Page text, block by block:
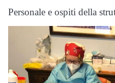
Personale e ospiti della